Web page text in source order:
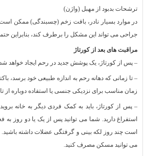
ترشحات بدبود از مهبل (واژن)
جراحی می تواند این مشکل را برطرف کند، بنابراین
مراقبت های بعد از کورتاژ
– پس از کورتاژ، یک پوشش جدید در رحم ایجاد
– تا زمانی که دهانه رحم به اندازه طبیعی خود
زمان مناسب برای نزدیکی جنسی یا استفاده دوباره از
– پس از کورتاژ، باید به کمک فردی دیگر به خانه
استفراغ دارید. شما می توانید پس از یک یا دو
است چند روز لکه بینی و گرفتگی عضلات داشته
می توانید مسکن مصرف کنید.